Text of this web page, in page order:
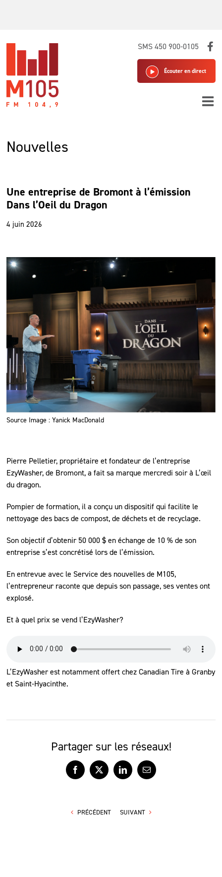
SMS 450 900-0105
Écouter en direct
Nouvelles
Une entreprise de Bromont à l’émission
Dans l’Oeil du Dragon
4 juin 2026
Source Image : Yanick MacDonald
Pierre Pelletier, propriétaire et fondateur de l’entreprise
EzyWasher, de Bromont, a fait sa marque mercredi soir à L’œil
du dragon.
Pompier de formation, il a conçu un dispositif qui facilite le
nettoyage des bacs de compost, de déchets et de recyclage.
Son objectif d’obtenir 50 000 $ en échange de 10 % de son
entreprise s’est concrétisé lors de l’émission.
En entrevue avec le Service des nouvelles de M105,
l’entrepreneur raconte que depuis son passage, ses ventes ont
explosé.
Et à quel prix se vend l’EzyWasher?
L’EzyWasher est notamment offert chez Canadian Tire à Granby
et Saint-Hyacinthe.
Partager sur les réseaux!
Facebook
X LinkedInCourriel
PRÉCÉDENT SUIVANT